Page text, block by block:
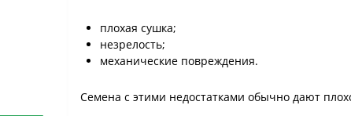
плохая сушка;
незрелость;
механические повреждения.
Семена с этими недостатками обычно дают